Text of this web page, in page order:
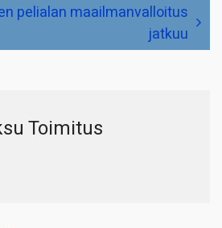
pelialan maailmanvalloitus
jatkuu
Toimitus